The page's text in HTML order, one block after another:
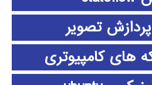
تصویر
های کامپیوتری